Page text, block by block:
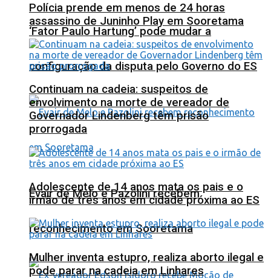
‘Fator Paulo Hartung’ pode mudar a
configuração da disputa pelo Governo do ES
Evair de Melo e Pazolini recebem
reconhecimento em Sooretama
Polícia prende em menos de 24 horas
assassino de Juninho Play em Sooretama
Continuam na cadeia: suspeitos de
envolvimento na morte de vereador de
Governador Lindenberg têm prisão
prorrogada
Adolescente de 14 anos mata os pais e o
irmão de três anos em cidade próxima ao ES
Mulher inventa estupro, realiza aborto ilegal e
pode parar na cadeia em Linhares